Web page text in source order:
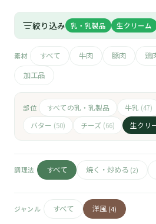
🐷
🧀
🥚
絞り込み 乳・乳製品 生クリーム
素材 すべて 牛肉 豚肉 鶏
加工品
部位 すべての乳・乳製品 牛乳 (47)
バター (50) チーズ (66) 生クリ
調理法 すべて 焼く・炒める (2)
ジャンル すべて 洋風 (4)